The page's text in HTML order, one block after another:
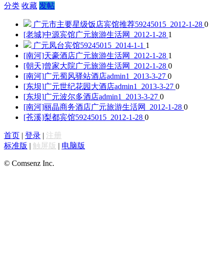
分类 收藏 发帖
广元市主要星级饭店宾馆推荐59245015 2012-1-28 0
[老城]中源宾馆广元旅游生活网 2012-1-28 1
广元凤台宾馆59245015 2014-1-1 1
[南河]天豪酒店广元旅游生活网 2012-1-28 1
[朝天]曾家大院广元旅游生活网 2012-1-28 0
[南河]广元蜀风驿站酒店admin1 2013-3-27 0
[东坝]广元世纪花园大酒店admin1 2013-3-27 0
[东坝]广元波尔多酒店admin1 2013-3-27 0
[南河]丽晶商务酒店广元旅游生活网 2012-1-28 0
[苍溪]梨都宾馆59245015 2012-1-28 0
首页 | 登录 | 注册
标准版 | 触屏版 | 电脑版
© Comsenz Inc.